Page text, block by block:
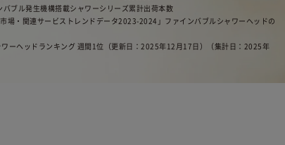
ブル発生機構搭載シャワーシリーズ累計出荷本数
場・関連サービストレンドデータ2023-2024」ファインバブルシャワーヘッドの
ーヘッドランキング 週間1位（更新日：2025年12月17日）（集計日：2025年